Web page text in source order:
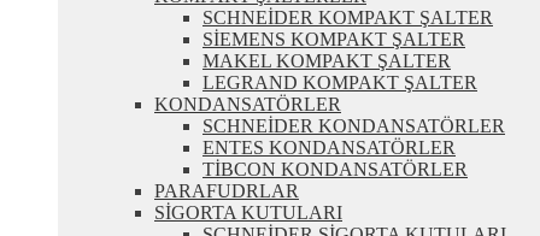
SCHNEİDER KOMPAKT ŞALTER
SİEMENS KOMPAKT ŞALTER
MAKEL KOMPAKT ŞALTER
LEGRAND KOMPAKT ŞALTER
KONDANSATÖRLER
SCHNEİDER KONDANSATÖRLER
ENTES KONDANSATÖRLER
TİBCON KONDANSATÖRLER
PARAFUDRLAR
SİGORTA KUTULARI